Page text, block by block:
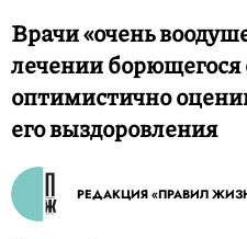
Врачи «очень
лечении
оптимистично
его выздоровления
РЕДАКЦИЯ «ПРАВИЛ